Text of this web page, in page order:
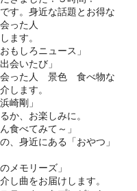
す。身近な話題とお得な
った人
ます。
もしろニュース」
会いたび」
会った人 景色 食べ物な
します。
崎剛」
か、お楽しみに。
食べてみて～」
、身近にある「おやつ」
メモリーズ」
し曲をお届けします。